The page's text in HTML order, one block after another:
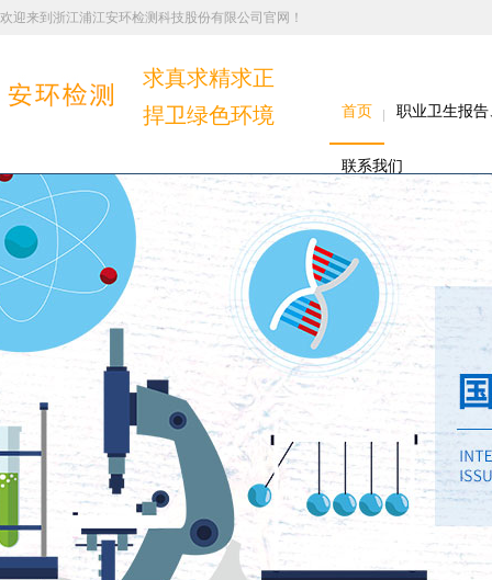
欢迎来到浙江浦江安环检测科技股份有限公司官网！
求真求精求正
捍卫绿色环境
首页 职业卫生报
联系我们